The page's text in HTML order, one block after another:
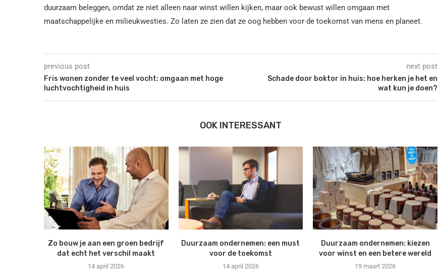
duurzaam beleggen, omdat ze niet alleen naar winst willen kijken, maar ook bewust willen omgaan met
maatschappelijke en milieukwesties. Zo laten ze zien dat ze oog hebben voor de toekomst van mens en planeet.
previous post
Fris wonen zonder te veel vocht: omgaan met hoge
luchtvochtigheid in huis
next post
Schade door boktor in huis: hoe herken je het en
wat kun je doen?
OOK INTERESSANT
Zo bouw je aan een groen bedrijf
dat echt het verschil maakt
14 april 2026
Duurzaam ondernemen: een must
voor de toekomst
14 april 2026
Duurzaam ondernemen: kiezen
voor winst en een betere wereld
19 maart 2026